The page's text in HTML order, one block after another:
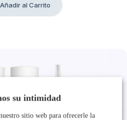
Añadir al Carrito
su intimidad
sitio web para ofrecerle la